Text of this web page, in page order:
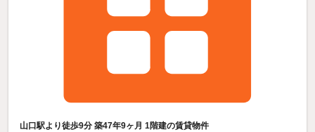
山口駅より徒歩9分 築47年9ヶ月 1階建の賃貸物件